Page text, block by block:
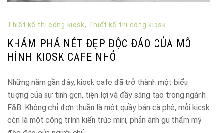
Thiết kế thi công kiosk, Thiết kế thi công kiosk
KHÁM PHÁ NÉT ĐẸP ĐỘC ĐÁO CỦA MÔ
HÌNH KIOSK CAFE NHỎ
Những năm gần đây, kiosk cafe đã trở thành một biểu
tượng của sự tinh gọn, tiện lợi và đầy sáng tạo trong ngành
F&B. Không chỉ đơn thuần là một quầy bán cà phê, mỗi kiosk
còn là một công trình kiến trúc mini, phản ánh gu thẩm mỹ